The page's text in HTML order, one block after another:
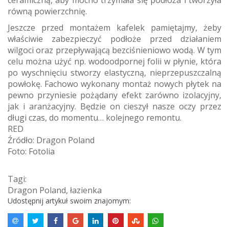
równą powierzchnię.
Jeszcze przed montażem kafelek pamiętajmy, żeby
właściwie zabezpieczyć podłoże przed działaniem
wilgoci oraz przepływającą bezciśnieniowo wodą. W tym
celu można użyć np. wodoodpornej folii w płynie, która
po wyschnięciu stworzy elastyczną, nieprzepuszczalną
powłokę. Fachowo wykonany montaż nowych płytek na
pewno przyniesie pożądany efekt zarówno izolacyjny,
jak i aranżacyjny. Będzie on cieszył nasze oczy przez
długi czas, do momentu… kolejnego remontu.
RED
Źródło: Dragon Poland
Foto: Fotolia
Tagi:
Dragon Poland, łazienka
Udostępnij artykuł swoim znajomym: